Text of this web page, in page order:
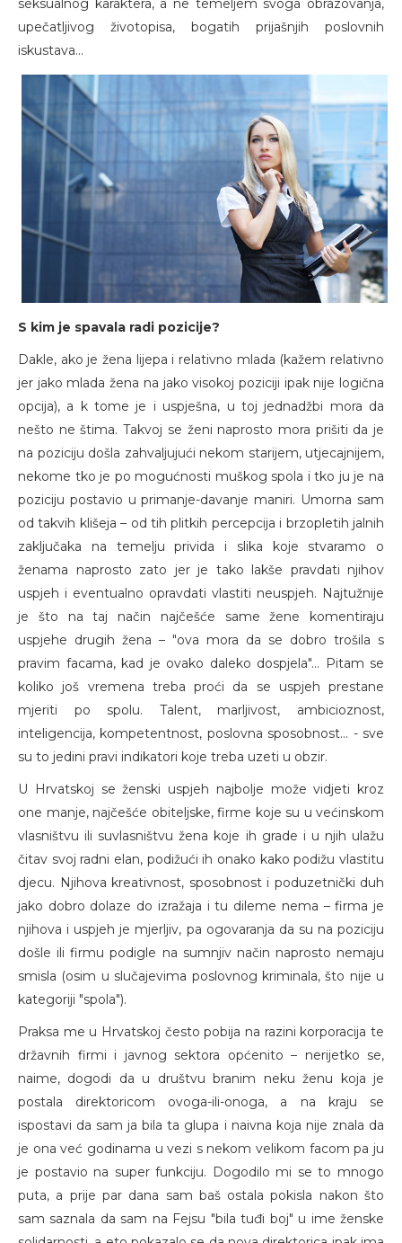
seksualnog karaktera, a ne temeljem svoga obrazovanja,
upečatljivog životopisa, bogatih prijašnjih poslovnih
iskustava...
S kim je spavala radi pozicije?
Dakle, ako je žena lijepa i relativno mlada (kažem relativno
jer jako mlada žena na jako visokoj poziciji ipak nije logična
opcija), a k tome je i uspješna, u toj jednadžbi mora da
nešto ne štima. Takvoj se ženi naprosto mora prišiti da je
na poziciju došla zahvaljujući nekom starijem, utjecajnijem,
nekome tko je po mogućnosti muškog spola i tko ju je na
poziciju postavio u primanje-davanje maniri. Umorna sam
od takvih klišeja – od tih plitkih percepcija i brzopletih jalnih
zaključaka na temelju privida i slika koje stvaramo o
ženama naprosto zato jer je tako lakše pravdati njihov
uspjeh i eventualno opravdati vlastiti neuspjeh. Najtužnije
je što na taj način najčešće same žene komentiraju
uspjehe drugih žena – "ova mora da se dobro trošila s
pravim facama, kad je ovako daleko dospjela"... Pitam se
koliko još vremena treba proći da se uspjeh prestane
mjeriti po spolu. Talent, marljivost, ambicioznost,
inteligencija, kompetentnost, poslovna sposobnost... - sve
su to jedini pravi indikatori koje treba uzeti u obzir.
U Hrvatskoj se ženski uspjeh najbolje može vidjeti kroz
one manje, najčešće obiteljske, firme koje su u većinskom
vlasništvu ili suvlasništvu žena koje ih grade i u njih ulažu
čitav svoj radni elan, podižući ih onako kako podižu vlastitu
djecu. Njihova kreativnost, sposobnost i poduzetnički duh
jako dobro dolaze do izražaja i tu dileme nema – firma je
njihova i uspjeh je mjerljiv, pa ogovaranja da su na poziciju
došle ili firmu podigle na sumnjiv način naprosto nemaju
smisla (osim u slučajevima poslovnog kriminala, što nije u
kategoriji "spola").
Praksa me u Hrvatskoj često pobija na razini korporacija te
državnih firmi i javnog sektora općenito – nerijetko se,
naime, dogodi da u društvu branim neku ženu koja je
postala direktoricom ovoga-ili-onoga, a na kraju se
ispostavi da sam ja bila ta glupa i naivna koja nije znala da
je ona već godinama u vezi s nekom velikom facom pa ju
je postavio na super funkciju. Dogodilo mi se to mnogo
puta, a prije par dana sam baš ostala pokisla nakon što
sam saznala da sam na Fejsu "bila tuđi boj" u ime ženske